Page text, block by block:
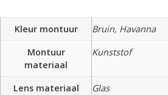
Kleur montuur
Bruin, Havanna
Montuur
materiaal
Kunststof
Lens materiaal
Glas